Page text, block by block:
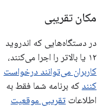
مکان تقریبی
در دستگاه‌هایی که اندروید
۱۲ یا بالاتر را اجرا می‌کنند،
کاربران می‌توانند درخواست
کنند که برنامه شما فقط به
اطلاعات تقریبی موقعیت